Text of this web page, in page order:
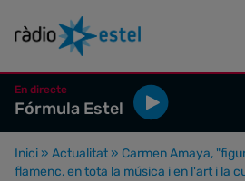
En directe
Fórmula Estel
Inici » Actualitat » Carmen Amaya,
flamenc, en tota la música i en l'art i la